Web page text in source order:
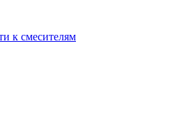
к смесителям